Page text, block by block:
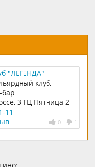
"ЛЕГЕНДА"
клуб,
бар
3 ТЦ Пятница 2
11
0 1